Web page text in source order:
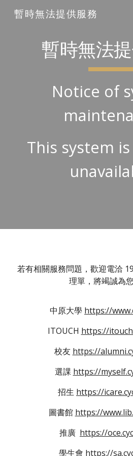
Skip to main content
暫時無法提供服務
暫時無法
Notice of
This system
若有相關服務問題，歡迎電洽
理單，將竭誠為您
中原大學 https://
ITOUCH https://
校友 https://
選課 https://
招生 https://
圖書館 https://
推廣 https://
學生會 https://